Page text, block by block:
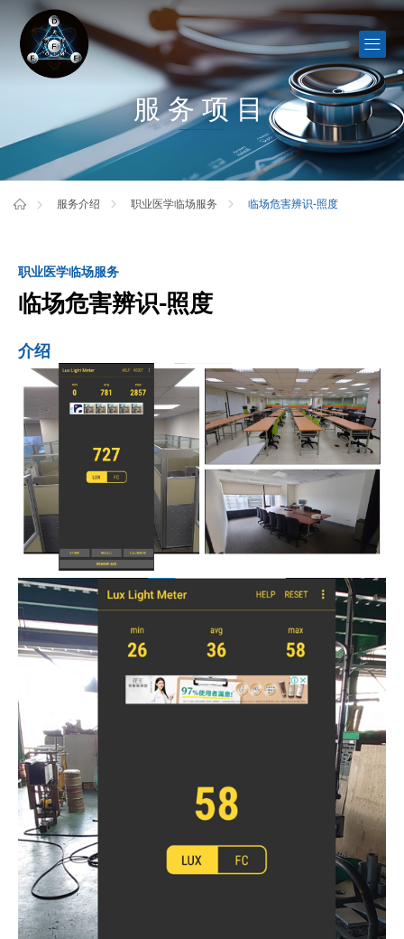
服务项目
服务介绍 职业医学临场服务 临场危害辨识-照度
职业医学临场服务
临场危害辨识-照度
介绍